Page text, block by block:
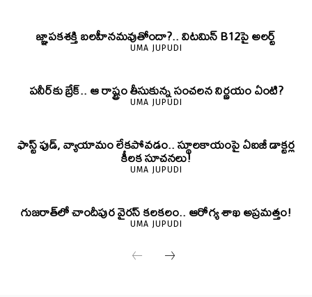
జ్ఞాపకశక్తి బలహీనమవుతోందా?.. విటమిన్ B12పై అలర్ట్
UMA JUPUDI
పనీర్‌కు బ్రేక్.. ఆ రాష్ట్రం తీసుకున్న సంచలన నిర్ణయం ఏంటి?
UMA JUPUDI
ఫాస్ట్ ఫుడ్, వ్యాయామం లేకపోవడం.. స్థూలకాయంపై ఏఐజీ డాక్టర్ల
కీలక సూచనలు!
UMA JUPUDI
గుజరాత్‌లో చాందీపుర వైరస్ కలకలం.. ఆరోగ్య శాఖ అప్రమత్తం!
UMA JUPUDI